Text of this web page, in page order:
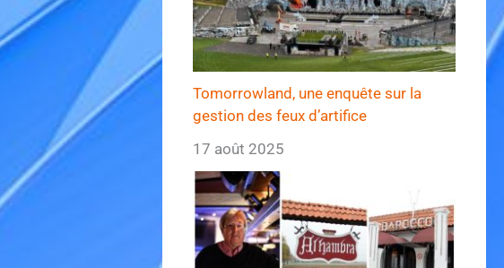
Tomorrowland, une enquête sur la
gestion des feux d’artifice
17 août 2025